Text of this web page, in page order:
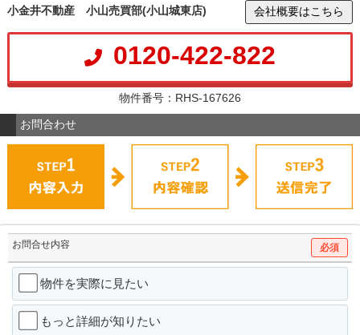
小金井不動産 小山売買部(小山城東店) 会社概要はこちら
0120-422-822
物件番号：RHS-167626
お問合わせ
お問合せ内容 必須
物件を実際に見たい
もっと詳細が知りたい